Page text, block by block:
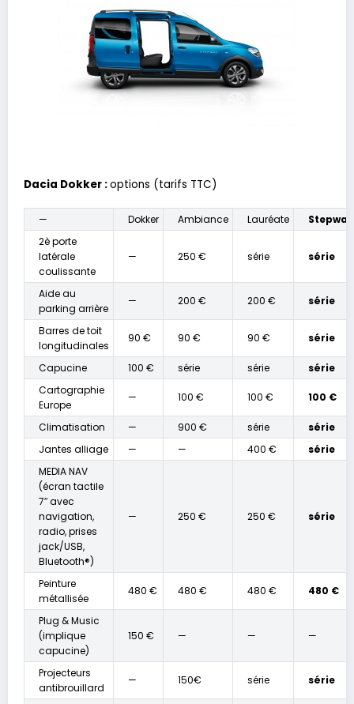
Dacia Dokker :options (tarifs TTC)
— Dokker Ambiance Lauréate
Stepway
2è porte
latérale
coulissante
— 250 € série série
Aide au
parking arrière
— 200 € 200 € série
Barres de toit
longitudinales
90 € 90 € 90 € série
Capucine 100 € série série
série
Cartographie
Europe
— 100 € 100 € 100 €
Climatisation — 900 € série
série
Jantes alliage
— — 400 €
série
MEDIA NAV
(écran tactile
7″ avec
navigation,
radio, prises
jack/USB,
Bluetooth®)
— 250 € 250 € série
Peinture
métallisée
480 € 480 € 480 € 480 €
Plug & Music
(implique
capucine)
150 € — — —
Projecteurs
antibrouillard
— 150€ série série